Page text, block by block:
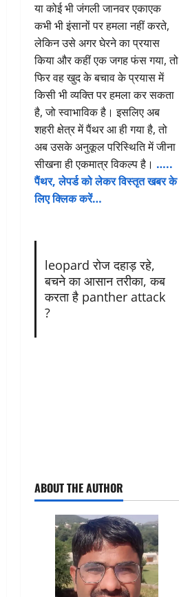
या कोई भी जंगली जानवर एकाएक
कभी भी इंसानों पर हमला नहीं करते,
लेकिन उसे अगर घेरने का प्रयास
किया और कहीं एक जगह फंस गया, तो
फिर वह खुद के बचाव के प्रयास में
किसी भी व्यक्ति पर हमला कर सकता
है, जो स्वाभाविक है। इसलिए अब
शहरी क्षेत्र में पैंथर आ ही गया है, तो
अब उसके अनुकूल परिस्थिति में जीना
सीखना ही एकमात्र विकल्प है। …..
पैंथर, लेपर्ड को लेकर विस्तृत खबर के
लिए क्लिक करें…
leopard रोज दहाड़ रहे,
बचने का आसान तरीका, कब
करता है panther attack
?
ABOUT THE AUTHOR